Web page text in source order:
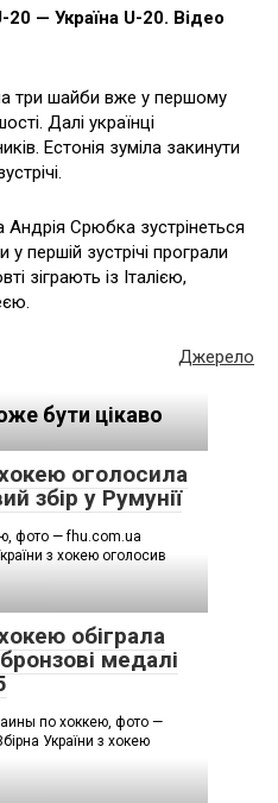
20 — Україна U-20. Відео
три шайби вже у першому
Далі українці
Естонія зуміла закинути
Срюбка зустрінеться
першій зустрічі програли
зіграють із Італією,
Джерело
бути цікаво
оголосила
збір у Румунії
фото — fhu.com.ua
з хокею оголосив
обіграла
медалі
по хоккею, фото —
України з хокею